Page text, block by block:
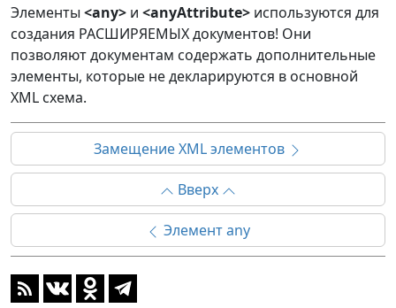
Элементы <any> и <anyAttribute> используются для
создания РАСШИРЯЕМЫХ документов! Они
позволяют документам содержать дополнительные
элементы, которые не декларируются в основной
XML схема.
Замещение XML элементов
Вверх
Элемент any